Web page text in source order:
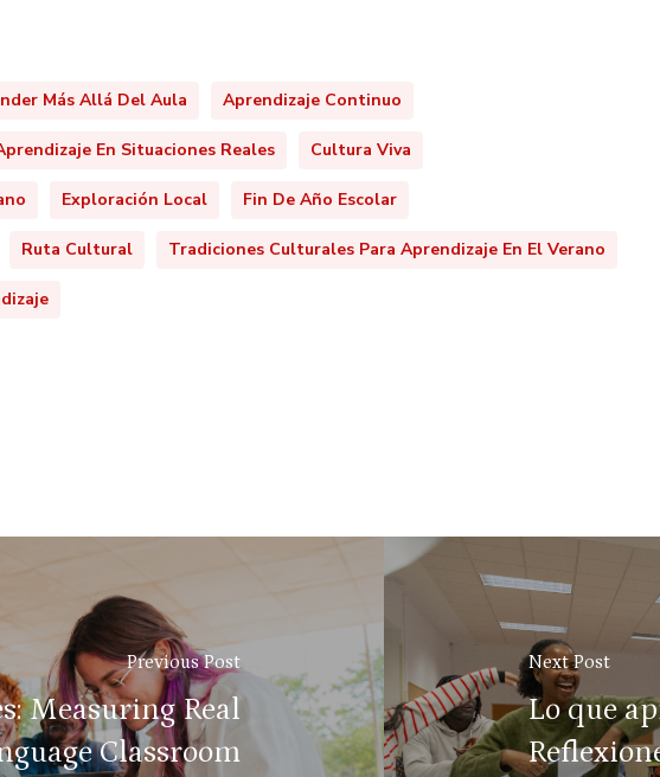
Más Allá Del Aula Aprendizaje Continuo
En Situaciones Reales Cultura Viva
Exploración Local Fin De Año Escolar
Ruta Cultural Tradiciones Culturales Para Aprendizaje En El Verano
Previous Post
Measuring Real
Classroom
Next Post
Lo que